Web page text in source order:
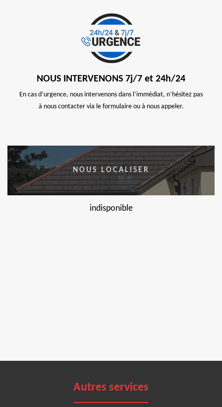
NOUS INTERVENONS 7j/7 et 24h/24
En cas d’urgence, nous intervenons dans l’immédiat, n’hésitez pas
à nous contacter via le formulaire ou à nous appeler.
NOUS LOCALISER
indisponible
Autres services